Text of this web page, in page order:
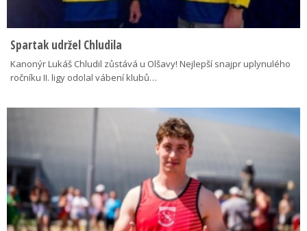
Spartak udržel Chludila
Kanonýr Lukáš Chludil zůstává u Olšavy! Nejlepší snajpr uplynulého
ročníku II. ligy odolal vábení klubů…